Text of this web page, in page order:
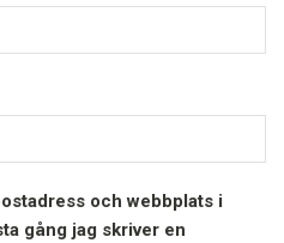
och webbplats i
gång jag skriver en